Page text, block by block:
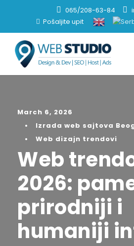
065/208-63-84
Pošaljite upit
March 6, 2026
•
Izrada web sajtova
•
Web dizajn trendovi
Web
2026:
prirodniji i
humaniji